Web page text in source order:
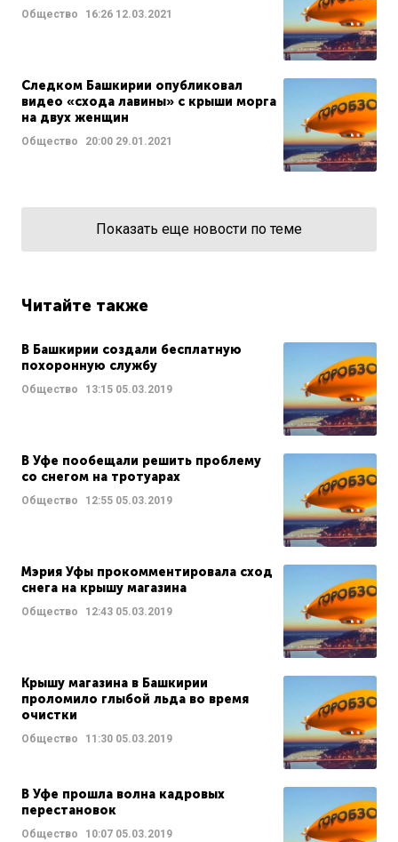
Общество 16:26 12.03.2021
Следком Башкирии опубликовал
видео «схода лавины» с крыши морга
на двух женщин
Общество 20:00 29.01.2021
Показать еще новости по теме
Читайте также
В Башкирии создали бесплатную
похоронную службу
Общество 13:15 05.03.2019
В Уфе пообещали решить проблему
со снегом на тротуарах
Общество 12:55 05.03.2019
Мэрия Уфы прокомментировала сход
снега на крышу магазина
Общество 12:43 05.03.2019
Крышу магазина в Башкирии
проломило глыбой льда во время
очистки
Общество 11:30 05.03.2019
В Уфе прошла волна кадровых
перестановок
Общество 10:07 05.03.2019